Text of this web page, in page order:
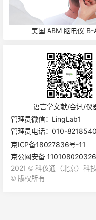
美国 ABM 脑电仪 B-
语言学文献/会讯/仪
管理员微信：LingLab1
管理员电话：010-
京ICP备18027836号-11
京公网安备
2021 © 科仪通（北京）科
© 版权所有